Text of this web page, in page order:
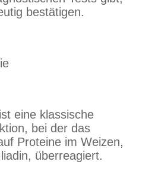
bestätigen.
eine klassische
bei der das
Proteine im Weizen,
überreagiert.